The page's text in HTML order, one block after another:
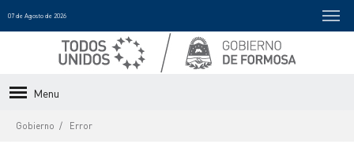
07 de Agosto de 2026
Menu
Gobierno Error